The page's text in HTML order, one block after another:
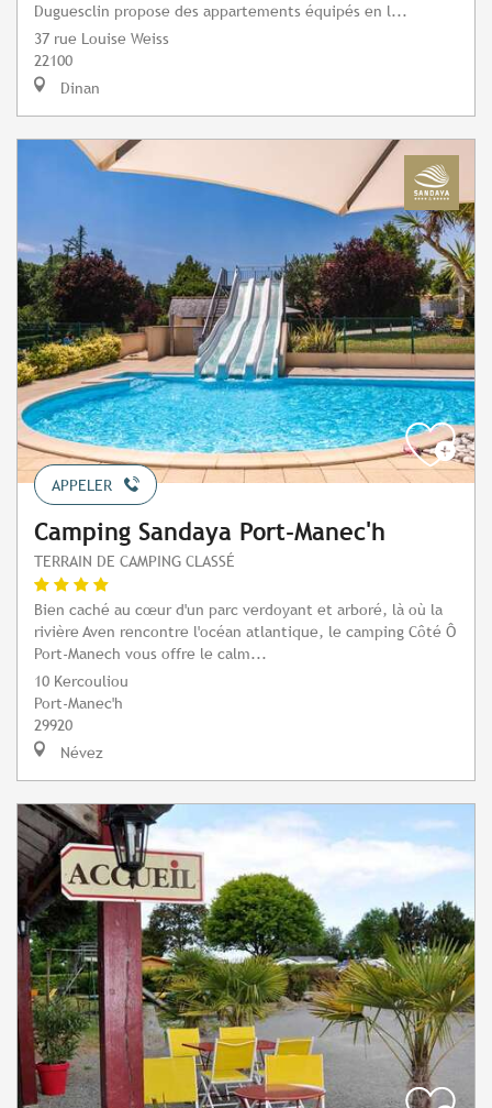
Duguesclin propose des appartements équipés en l...
37 rue Louise Weiss
22100
Dinan
APPELER
Camping Sandaya Port-Manec'h
TERRAIN DE CAMPING CLASSÉ
Bien caché au cœur d'un parc verdoyant et arboré, là où la
rivière Aven rencontre l'océan atlantique, le camping Côté Ô
Port-Manech vous offre le calm...
10 Kercouliou
Port-Manec'h
29920
Névez